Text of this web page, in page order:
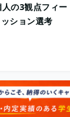
の3観点フィ
ション選考